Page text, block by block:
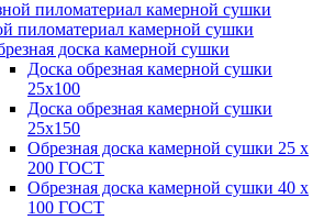
пиломатериал камерной сушки
доска камерной сушки
Доска обрезная камерной сушки
25х100
Доска обрезная камерной сушки
25х150
Обрезная доска камерной сушки 25 х
200 ГОСТ
Обрезная доска камерной сушки 40 х
100 ГОСТ